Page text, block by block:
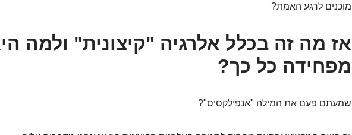
מוכנים לרגע האמת?
אז מה זה בכלל אלרגיה "קיצונית" ולמה
מפחידה כל כך?
שמעתם פעם את המילה "אנפילקסיס"?